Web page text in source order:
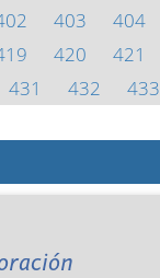
403 404
420 421
431
432 433